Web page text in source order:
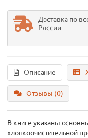
Доставка по
России
Описание
Отзывы (0)
В книге указаны
хлопкоочистительной